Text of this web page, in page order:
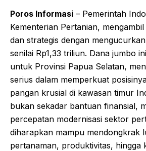
Poros Informasi – Pemerintah
Kementerian Pertanian,
dan strategis dengan
senilai Rp1,33 triliun. Dana jumbo
untuk Provinsi Papua Selatan,
serius dalam memperkuat
pangan krusial di kawasan timur
bukan sekadar bantuan finansial,
percepatan modernisasi sektor
diharapkan mampu mendongkrak
pertanaman, produktivitas, hingga